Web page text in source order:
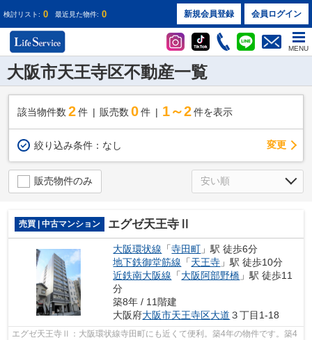
検討リスト: 0 最近見た物件: 0 新規会員登録 会員ログイン
MENU
大阪市天王寺区不動産一覧
該当物件数 2件 販売数 0 件 1～2 件を表示
絞り込み条件： なし 変更
販売物件のみ
売買 | 中古マンション エグゼ天王寺Ⅱ
大阪環状線 「寺田町 」駅 徒歩6分
地下鉄御堂筋線 「天王寺 」駅 徒歩10分
近鉄南大阪線 「大阪阿部野橋 」駅 徒歩11
分
築8年 / 11階建
大阪府大阪市天王寺区大道 ３丁目1-18
エグゼ天王寺Ⅱ：大阪環状線寺田町にも近くて便利。築4年の物件です。築4